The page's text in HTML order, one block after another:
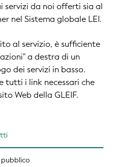
da noi offerti sia al
nel Sistema globale LEI.
al servizio, è sufficiente
a destra di un
dei servizi in basso.
tutti i link necessari che
Web della GLEIF.